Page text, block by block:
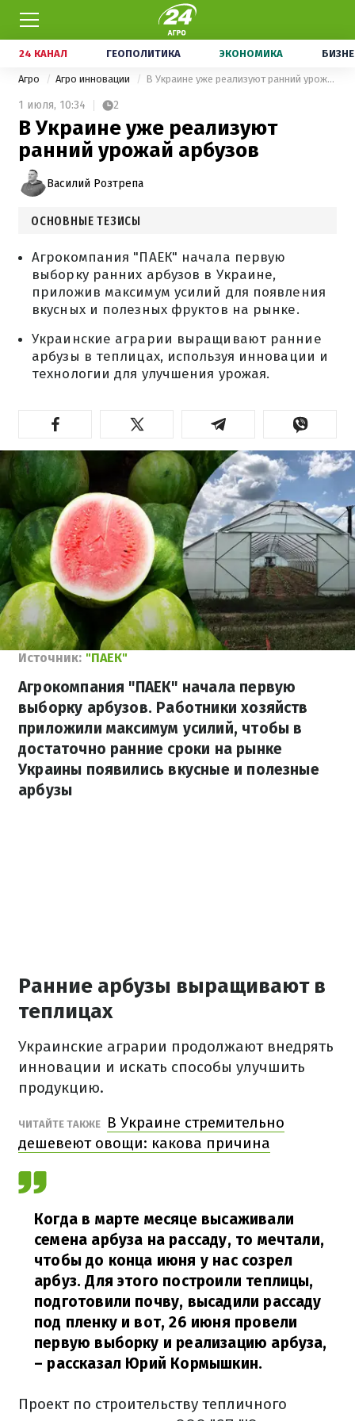
24 КАНАЛ ГЕОПОЛИТИКА ЭКОНОМИКА
Агро Агро инновации В Украине уже реализуют ранний урожай арбузов
1 июля, 10:34 2
В Украине уже реализуют
ранний урожай арбузов
Василий Розтрепа
ОСНОВНЫЕ ТЕЗИСЫ
Агрокомпания "ПАЕК" начала первую
выборку ранних арбузов в Украине,
приложив максимум усилий для появления
вкусных и полезных фруктов на рынке.
Украинские аграрии выращивают ранние
арбузы в теплицах, используя инновации и
технологии для улучшения урожая.
Источник: "ПАЕК"
Агрокомпания "ПАЕК" начала первую
выборку арбузов. Работники хозяйств
приложили максимум усилий, чтобы в
достаточно ранние сроки на рынке
Украины появились вкусные и полезные
арбузы
Ранние арбузы выращивают в
теплицах
Украинские аграрии продолжают внедрять
инновации и искать способы улучшить
продукцию.
ЧИТАЙТЕ ТАКЖЕ
В Украине стремительно
дешевеют овощи: какова причина
Когда в марте месяце высаживали
семена арбуза на рассаду, то мечтали,
чтобы до конца июня у нас созрел
арбуз. Для этого построили теплицы,
подготовили почву, высадили рассаду
под пленку и вот, 26 июня провели
первую выборку и реализацию арбуза,
– рассказал Юрий Кормышкин.
Проект по строительству тепличного